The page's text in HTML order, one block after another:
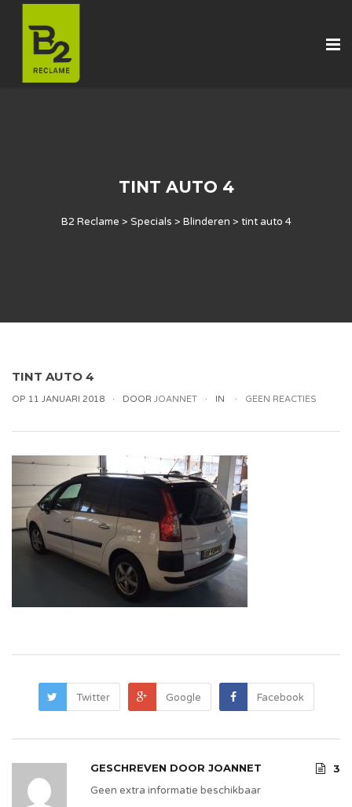
TINT AUTO 4
B2 Reclame > Specials > Blinderen > tint auto 4
TINT AUTO 4
OP 11 JANUARI 2018 DOOR JOANNET IN GEEN REACTIES
Twitter Google Facebook
GESCHREVEN DOOR JOANNET
3
Geen extra informatie beschikbaar